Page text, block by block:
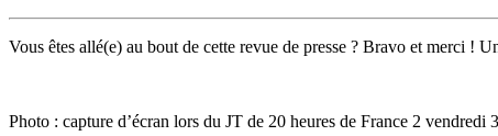
Vous êtes allé(e) au bout de cette revue de presse ? Bravo et merci !
Photo : capture d’écran lors du JT de 20 heures de France 2 vendredi